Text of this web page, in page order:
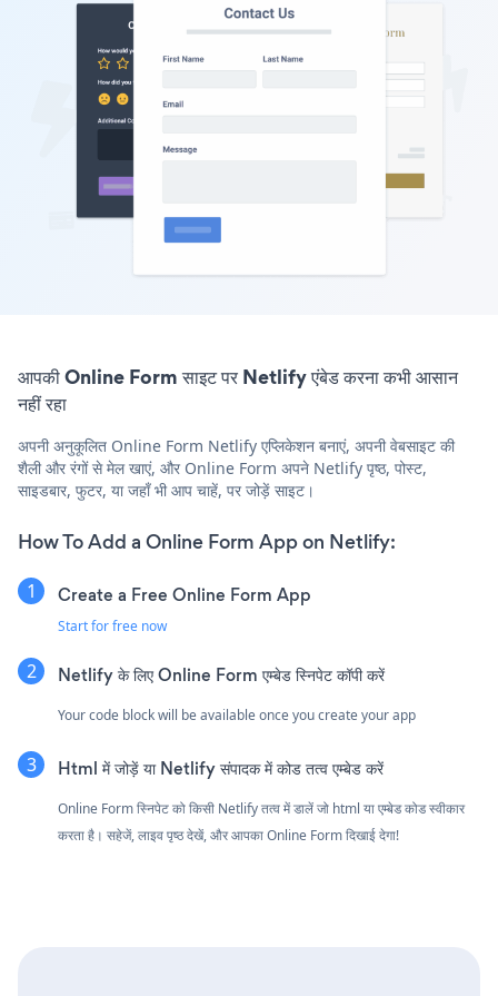
आपकी Online Form साइट पर Netlify एंबेड करना कभी आसान
नहीं रहा
अपनी अनुकूलित Online Form Netlify एप्लिकेशन बनाएं, अपनी वेबसाइट की
शैली और रंगों से मेल खाएं, और Online Form अपने Netlify पृष्ठ, पोस्ट,
साइडबार, फुटर, या जहाँ भी आप चाहें, पर जोड़ें साइट।
How To Add a Online Form App on Netlify:
Create a Free Online Form App
Start for free now
Netlify के लिए Online Form एम्बेड स्निपेट कॉपी करें
Your code block will be available once you create your app
Html में जोड़ें या Netlify संपादक में कोड तत्व एम्बेड करें
Online Form स्निपेट को किसी Netlify तत्व में डालें जो html या एम्बेड कोड स्वीकार
करता है। सहेजें, लाइव पृष्ठ देखें, और आपका Online Form दिखाई देगा!